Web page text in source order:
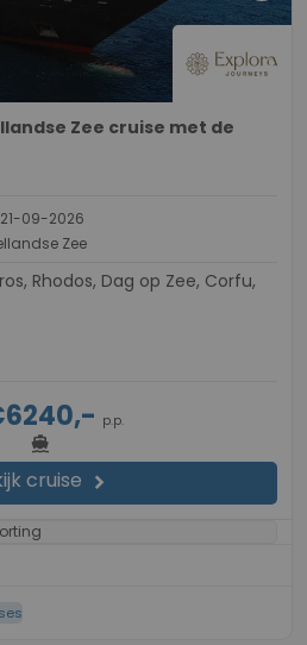
Zee cruise met de
09-2026
Zee
p.p.
directions_boat
cruise chevron_right